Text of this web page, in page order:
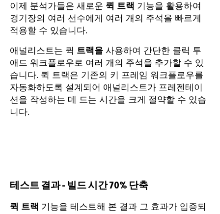
이제 분석가들은 새로운 퀵 트랙 기능을 활용하여
경기장의 여러 선수에게 여러 개의 주석을 빠르게
적용할 수 있습니다.
애널리스트는 퀵 트랙을 사용하여 간단한 클릭 투
애드 워크플로우로 여러 개의 주석을 추가할 수 있
습니다. 퀵 트랙은 기존의 키 프레임 워크플로우를
자동화하도록 설계되어 애널리스트가 프레젠테이
션을 작성하는 데 드는 시간을 크게 절약할 수 있습
니다.
테스트 결과 - 빌드 시간 70% 단축
퀵 트랙 기능을 테스트해 본 결과 그 효과가 입증되